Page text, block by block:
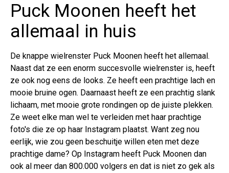
Puck Moonen heeft het
allemaal in huis
De knappe wielrenster Puck Moonen heeft het allemaal.
Naast dat ze een enorm succesvolle wielrenster is, heeft
ze ook nog eens de looks. Ze heeft een prachtige lach en
mooie bruine ogen. Daarnaast heeft ze een prachtig slank
lichaam, met mooie grote rondingen op de juiste plekken.
Ze weet elke man wel te verleiden met haar prachtige
foto's die ze op haar Instagram plaatst. Want zeg nou
eerlijk, wie zou geen beschuitje willen eten met deze
prachtige dame? Op Instagram heeft Puck Moonen dan
ook al meer dan 800.000 volgers en dat is niet zo gek als